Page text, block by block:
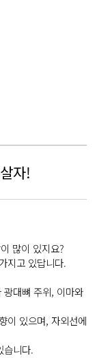
자!
많이 있지요?
지고 있답니다.
대뼈 주위, 이마와
이 있으며, 자외선에
습니다.